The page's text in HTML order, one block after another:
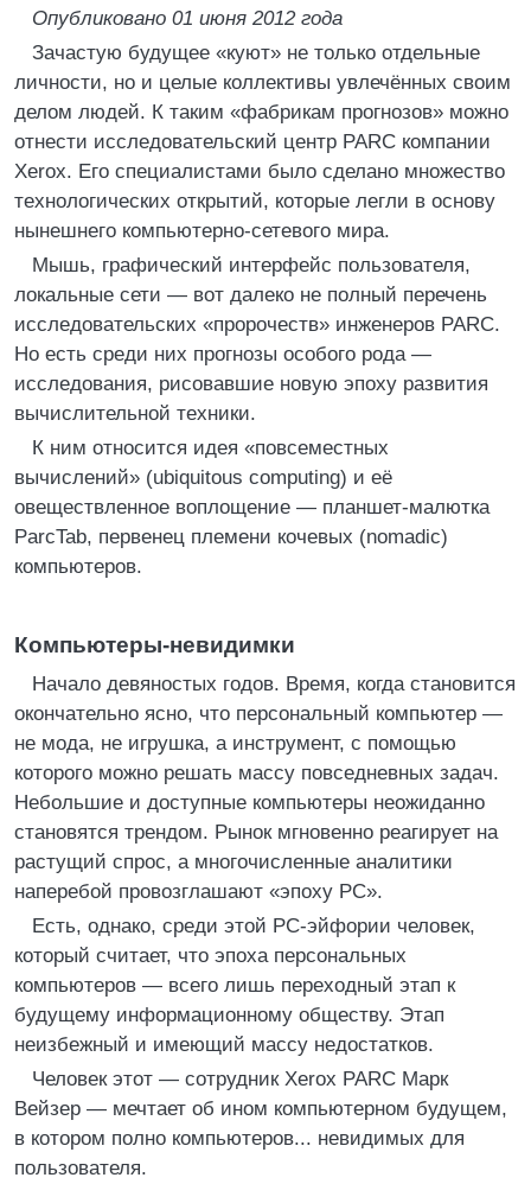
Опубликовано 01 июня 2012 года
Зачастую будущее «куют» не только отдельные
личности, но и целые коллективы увлечённых своим
делом людей. К таким «фабрикам прогнозов» можно
отнести исследовательский центр PARC компании
Xerox. Его специалистами было сделано множество
технологических открытий, которые легли в основу
нынешнего компьютерно-сетевого мира.
Мышь, графический интерфейс пользователя,
локальные сети — вот далеко не полный перечень
исследовательских «пророчеств» инженеров PARC.
Но есть среди них прогнозы особого рода —
исследования, рисовавшие новую эпоху развития
вычислительной техники.
К ним относится идея «повсеместных
вычислений» (ubiquitous computing) и её
овеществленное воплощение — планшет-малютка
ParcTab, первенец племени кочевых (nomadic)
компьютеров.
Компьютеры-невидимки
Начало девяностых годов. Время, когда становится
окончательно ясно, что персональный компьютер —
не мода, не игрушка, а инструмент, с помощью
которого можно решать массу повседневных задач.
Небольшие и доступные компьютеры неожиданно
становятся трендом. Рынок мгновенно реагирует на
растущий спрос, а многочисленные аналитики
наперебой провозглашают «эпоху PC».
Есть, однако, среди этой PC-эйфории человек,
который считает, что эпоха персональных
компьютеров — всего лишь переходный этап к
будущему информационному обществу. Этап
неизбежный и имеющий массу недостатков.
Человек этот — сотрудник Xerox PARC Марк
Вейзер — мечтает об ином компьютерном будущем,
в котором полно компьютеров... невидимых для
пользователя.